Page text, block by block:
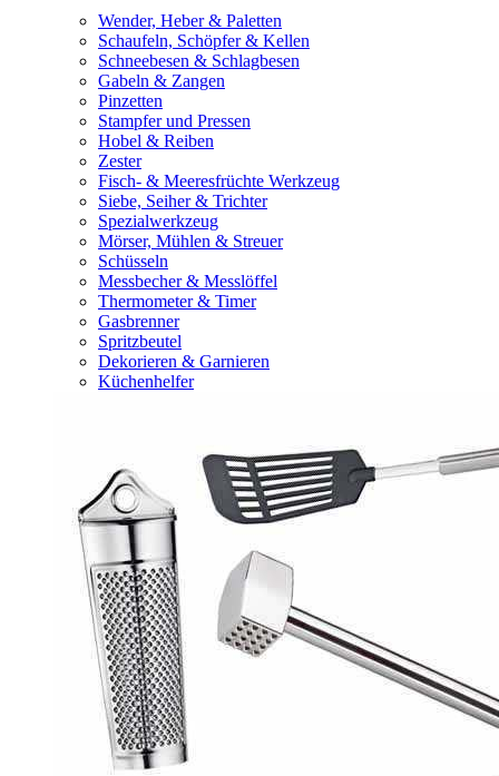
Wender, Heber & Paletten
Schaufeln, Schöpfer & Kellen
Schneebesen & Schlagbesen
Gabeln & Zangen
Pinzetten
Stampfer und Pressen
Hobel & Reiben
Zester
Fisch- & Meeresfrüchte Werkzeug
Siebe, Seiher & Trichter
Spezialwerkzeug
Mörser, Mühlen & Streuer
Schüsseln
Messbecher & Messlöffel
Thermometer & Timer
Gasbrenner
Spritzbeutel
Dekorieren & Garnieren
Küchenhelfer